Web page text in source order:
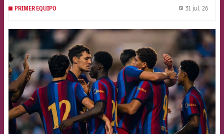
PRIMER EQUIPO 31 jul. 26
FCB Barcelona badge